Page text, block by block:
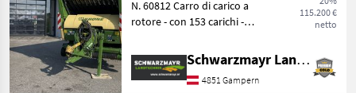
115.200 €
netto
N. 60812 Carro di carico a
rotore - con 153 carichi -
secondo la norma DIN
11741 - con parete
anteriore ribaltabile - con
Schwarzmayr Landtechnik GmbH - Gampern
4851 Gampern